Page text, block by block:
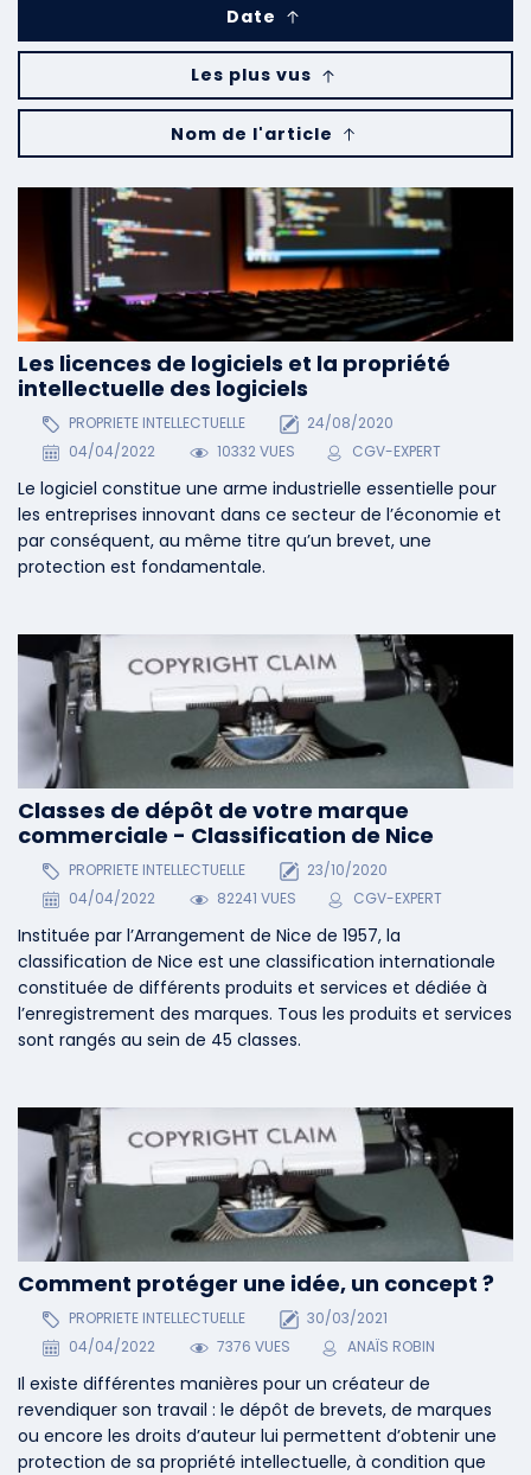
Date
Les plus vus
Nom de l'article
Comment protéger une idée, un concept ?
PROPRIETE INTELLECTUELLE
30/03/2021
04/04/2022
7376 VUES ANAÏS ROBIN
Il existe différentes manières pour un créateur de
revendiquer son travail : le dépôt de brevets, de marques
ou encore les droits d’auteur lui permettent d’obtenir une
protection de sa propriété intellectuelle, à condition que
Classes de dépôt de votre marque
commerciale - Classification de Nice
PROPRIETE INTELLECTUELLE
23/10/2020
04/04/2022
82241 VUES CGV-EXPERT
Instituée par l’Arrangement de Nice de 1957, la
classification de Nice est une classification internationale
constituée de différents produits et services et dédiée à
l’enregistrement des marques. Tous les produits et services
sont rangés au sein de 45 classes.
Les licences de logiciels et la propriété
intellectuelle des logiciels
PROPRIETE INTELLECTUELLE
24/08/2020
04/04/2022
10332 VUES CGV-EXPERT
Le logiciel constitue une arme industrielle essentielle pour
les entreprises innovant dans ce secteur de l’économie et
par conséquent, au même titre qu’un brevet, une
protection est fondamentale.